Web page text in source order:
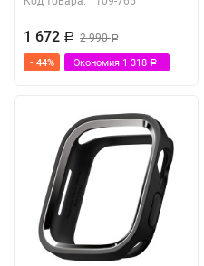
1 672 Р 2 990Р
- 44% Экономия 1 318 Р